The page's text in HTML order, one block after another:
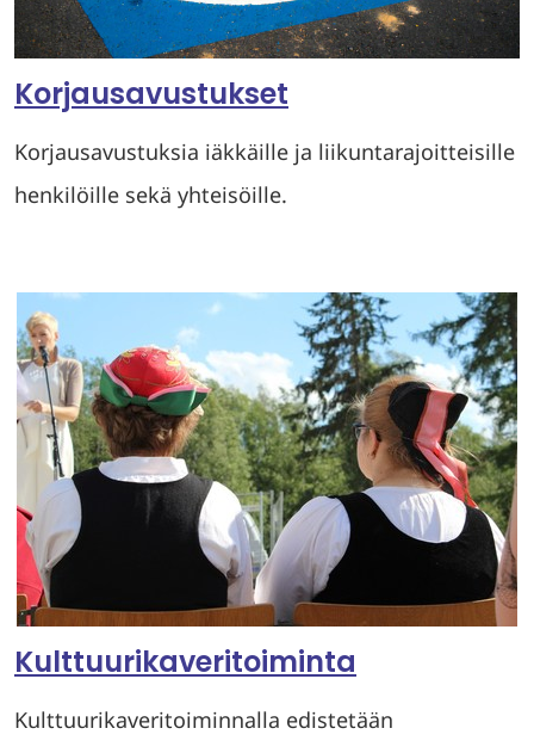
Korjausavustukset
Korjausavustuksia iäkkäille ja liikuntarajoitteisille
henkilöille sekä yhteisöille.
Kulttuurikaveritoiminta
Kulttuurikaveritoiminnalla edistetään